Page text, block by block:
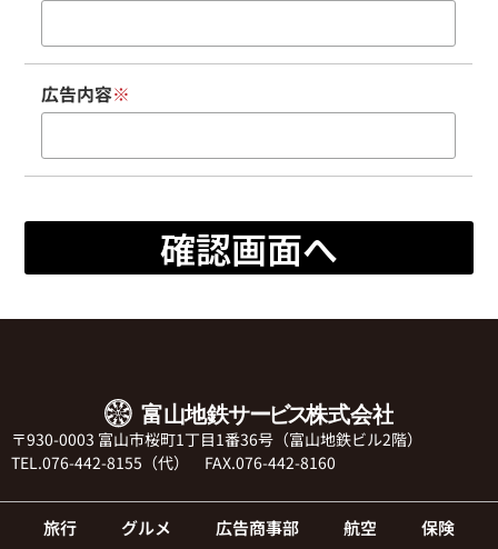
広告内容※
〒930-0003 富山市桜町1丁目1番36号（富山地鉄ビル2階）
TEL.076-442-8155（代） FAX.076-442-8160
旅行 グルメ 広告商事部 航空 保険